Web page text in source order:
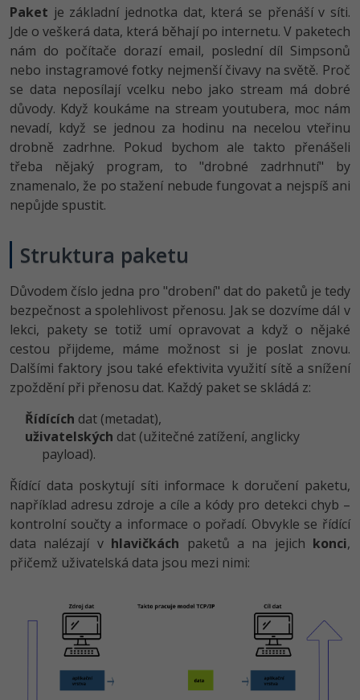
Databázový analytik
Copywriter
WordPress specialista
SEO specialista
Návrh SW -80%
Algoritmy -41%
Umělá inteligence (AI) -10%
Pro děti
Více
Fórum
Google Dokumenty
Time management
Windows
Linux
Sítě
Kybernetická bezpečnost
Elektronický podpis
Fórum
Kurzy designu
HTML/CSS -80%
Photoshop -80%
Adobe Illustrator -80%
Adobe XD -15%
Adobe InDesign -25%
Blender
Příběhy absolventů
Blog
Kariéra
Pro firmy
Paket je základní jednotka dat, která se přenáší v síti.
Jde o veškerá data, která běhají po internetu. V paketech
nám do počítače dorazí email, poslední díl Simpsonů
nebo instagramové fotky nejmenší čivavy na světě. Proč
se data neposílají vcelku nebo jako stream má dobré
důvody. Když koukáme na stream youtubera, moc nám
nevadí, když se jednou za hodinu na necelou vteřinu
drobně zadrhne. Pokud bychom ale takto přenášeli
třeba nějaký program, to "drobné zadrhnutí" by
znamenalo, že po stažení nebude fungovat a nejspíš ani
nepůjde spustit.
Struktura paketu
Důvodem číslo jedna pro "drobení" dat do paketů je tedy
bezpečnost a spolehlivost přenosu. Jak se dozvíme dál v
lekci, pakety se totiž umí opravovat a když o nějaké
cestou přijdeme, máme možnost si je poslat znovu.
Dalšími faktory jsou také efektivita využití sítě a snížení
zpoždění při přenosu dat. Každý paket se skládá z:
Řídících dat (metadat),
uživatelských dat (užitečné zatížení, anglicky
payload).
Řídící data poskytují síti informace k doručení paketu,
například adresu zdroje a cíle a kódy pro detekci chyb –
kontrolní součty a informace o pořadí. Obvykle se řídící
data nalézají v hlavičkách paketů a na jejich konci,
přičemž uživatelská data jsou mezi nimi: